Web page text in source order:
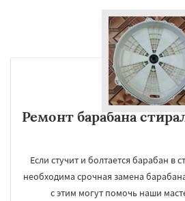
Ремонт барабана
Если стучит и болтается барабан в
необходима срочная замена
с этим могут помочь наши